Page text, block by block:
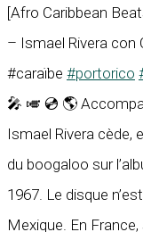
[Afro Caribbean
– Ismael Rivera con
#caraïbe #portorico
🎤 🎺 💿 🌎
Ismael Rivera cède,
du boogaloo sur
1967. Le disque
Mexique. En